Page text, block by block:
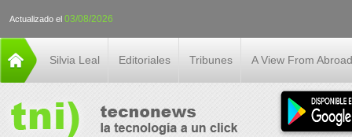
Actualizado el 03/08/2026
Silvia Leal Editoriales Tribunes A View From Abroad